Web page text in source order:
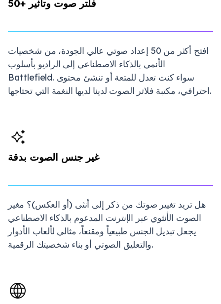
50+ فلتر صوت وتأثير
افتح أكثر من 50 إعداد صوتي عالي الجودة، من شخصيات
الأنمي بالذكاء الاصطناعي إلى الراديو بأسلوب
Battlefield. سواء كنت تعدل للمتعة أو تنشئ محتوى
احترافي، مكتبة فلاتر الصوت لدينا لديها النغمة التي تحتاجها.
غير جنس الصوت بدقة
هل تريد تغيير صوتك من ذكر إلى أنثى (أو العكس)؟ مغير
الصوت الأنثوي عبر الإنترنت المدعوم بالذكاء الاصطناعي
يجعل تبديل الجنس طبيعياً ومقنعاً، مثالي لألعاب الأدوار
والتعليق الصوتي أو بناء شخصيتك الرقمية.